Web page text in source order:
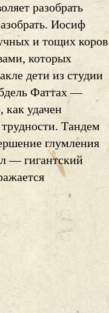
разобрать
Иосиф
и тощих коров
которых
дети из студии
Фаттах —
как удачен
Тандем
глумления
— гигантский